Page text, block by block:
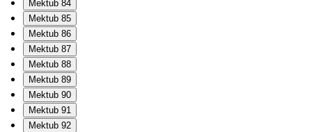
Mektub 84
Mektub 85
Mektub 86
Mektub 87
Mektub 88
Mektub 89
Mektub 90
Mektub 91
Mektub 92